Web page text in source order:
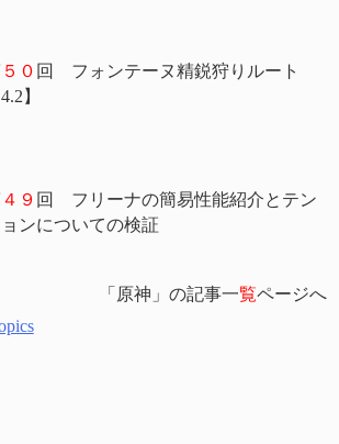
５０ 回 フォンテーヌ精鋭狩りルート
4.2】
４９ 回 フリーナの簡易性能紹介とテン
ンについての検証
「原神」の記事一覧ページへ